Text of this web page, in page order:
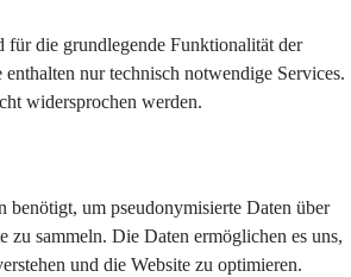
für die grundlegende Funktionalität der
nur technisch notwendige Services.
widersprochen werden.
benötigt, um pseudonymisierte Daten über
zu sammeln. Die Daten ermöglichen es uns,
und die Website zu optimieren.